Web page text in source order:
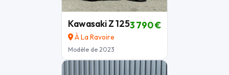
Kawasaki Z 125
À La Ravoire
Modèle de 2023
3 790 €